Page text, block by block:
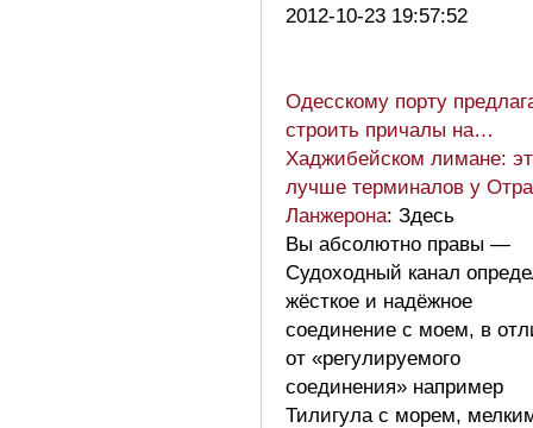
2012-10-23 19:57:52
Одесскому порту
строить причалы на…
Хаджибейском лимане:
лучше терминалов у
Ланжерона: Здесь
Вы абсолютно правы —
Судоходный канал
жёсткое и надёжное
соединение с моем, в
от «регулируемого
соединения» например
Тилигула с морем,